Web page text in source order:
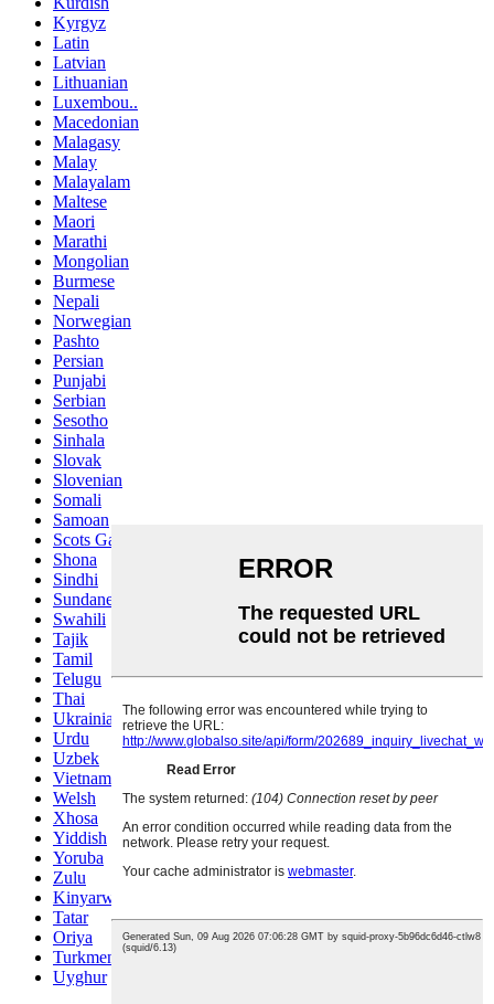
Kyrgyz
Latin
Latvian
Lithuanian
Luxembou..
Macedonian
Malagasy
Malay
Malayalam
Maltese
Maori
Marathi
Mongolian
Burmese
Nepali
Norwegian
Pashto
Persian
Punjabi
Serbian
Sesotho
Sinhala
Slovak
Slovenian
Somali
Samoan
Scots Gaelic
Shona
Sindhi
Sundanese
Swahili
Tajik
Tamil
Telugu
Thai
Ukrainian
Urdu
Uzbek
Vietnamese
Welsh
Xhosa
Yiddish
Yoruba
Zulu
Kinyarwanda
Tatar
Oriya
Turkmen
Uyghur